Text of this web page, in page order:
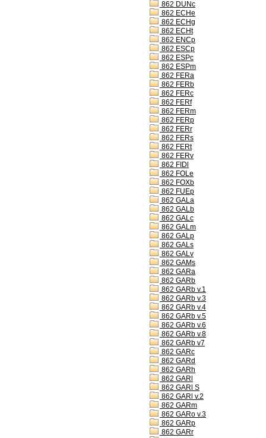
862 DUNc
862 ECHe
862 ECHg
862 ECHt
862 ENCp
862 ESCp
862 ESPc
862 ESPm
862 FERa
862 FERb
862 FERc
862 FERf
862 FERm
862 FERp
862 FERr
862 FERs
862 FERt
862 FERv
862 FIDl
862 FOLe
862 FOXb
862 FUEp
862 GALa
862 GALb
862 GALc
862 GALm
862 GALp
862 GALs
862 GALv
862 GAMs
862 GARa
862 GARb
862 GARb v.1
862 GARb v.3
862 GARb v.4
862 GARb v.5
862 GARb v.6
862 GARb v.8
862 GARb v7
862 GARc
862 GARd
862 GARh
862 GARl
862 GARl S
862 GARl v.2
862 GARm
862 GARo v.3
862 GARp
862 GARr